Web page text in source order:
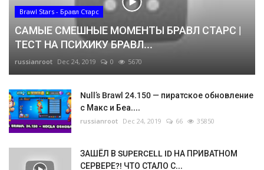
Brawl Stars - Бравл Старс
САМЫЕ СМЕШНЫЕ МОМЕНТЫ БРАВЛ СТАРС |
ТЕСТ НА ПСИХИКУ БРАВЛ...
russianroot Dec 24, 2019 0 5670
Null’s Brawl 24.150 — пиратское обновление
с Макс и Беа....
russianroot Dec 24, 2019 66 35850
ЗАШЁЛ В SUPERCELL ID НА ПРИВАТНОМ
СЕРВЕРЕ?! ЧТО СТАЛО С...